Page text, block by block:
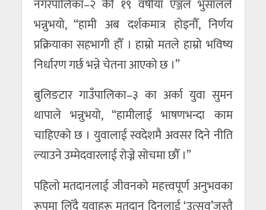
नगरपालिका–२ की १९ वर्षीया एञ्जल भुसालले
भन्नुभयो, “हामी अब दर्शकमात्र होइनौँ, निर्णय
प्रक्रियाका सहभागी हौँ । हाम्रो मतले हाम्रो भविष्य
निर्धारण गर्छ भन्ने चेतना आएको छ ।”
बुलिङटार गाउँपालिका–३ का अर्का युवा सुमन
थापाले भन्नुभयो, “हामीलाई भाषणभन्दा काम
चाहिएको छ । युवालाई स्वदेशमै अवसर दिने नीति
ल्याउने उम्मेदवारलाई रोज्ने सोचमा छौँ ।”
पहिलो मतदानलाई जीवनको महत्त्वपूर्ण अनुभवका